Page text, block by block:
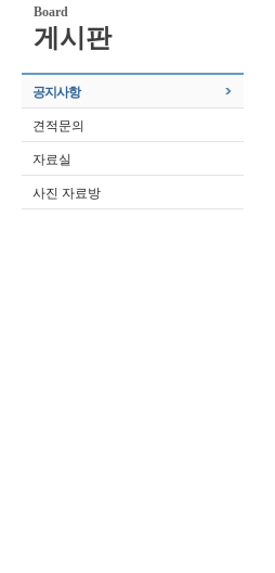
Board
게시판
공지사항
견적문의
자료실
사진 자료방